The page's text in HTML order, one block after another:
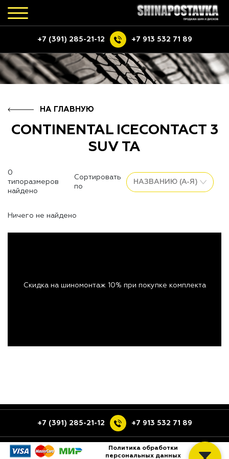
+7 (391) 285-21-12 +7 913 532 71 89
НА ГЛАВНУЮ
CONTINENTAL ICECONTACT 3
SUV TA
0
типоразмеров
найдено
Сортировать
по
Ничего не найдено
Скидка на шиномонтаж 10% при покупке комплекта
+7 (391) 285-21-12 +7 913 532 71 89
Политика обработки
персональных данных